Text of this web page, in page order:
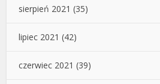
sierpień 2021 (35)
lipiec 2021 (42)
czerwiec 2021 (39)